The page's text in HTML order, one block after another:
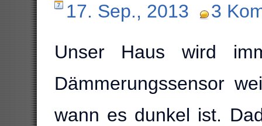
17. Sep., 2013
3
Unser Haus wird
Dämmerungssensor
wann es dunkel ist.